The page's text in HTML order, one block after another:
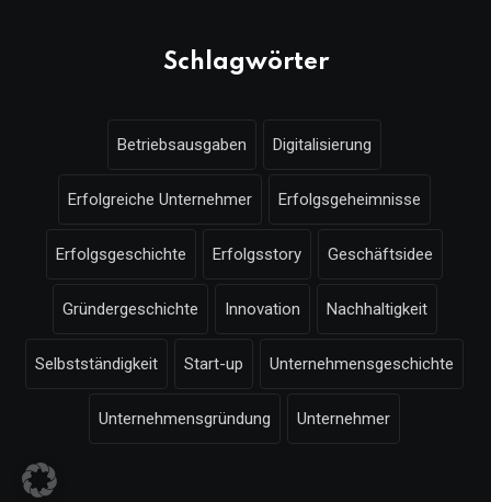
Schlagwörter
Betriebsausgaben Digitalisierung
Erfolgreiche Unternehmer Erfolgsgeheimnisse
Erfolgsgeschichte Erfolgsstory Geschäftsidee
Gründergeschichte Innovation Nachhaltigkeit
Selbstständigkeit Start-up Unternehmensgeschichte
Unternehmensgründung Unternehmer